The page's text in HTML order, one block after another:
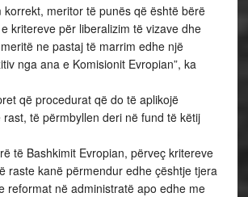
korrekt, meritor të punës që është bërë
kritereve për liberalizim të vizave dhe
ne pastaj të marrim edhe një
nga ana e Komisionit Evropian”, ka
që procedurat që do të aplikojë
rast, të përmbyllen deri në fund të këtij
të Bashkimit Evropian, përveç kritereve
raste kanë përmendur edhe çështje tjera
reformat në administratë apo edhe me